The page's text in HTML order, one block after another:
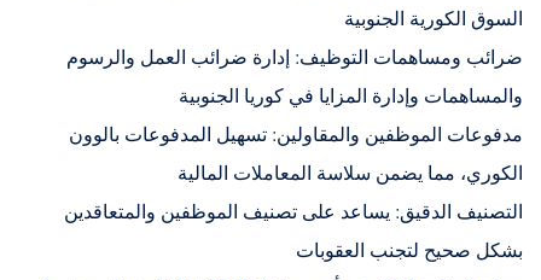
السوق الكورية الجنوبية
ضرائب ومساهمات التوظيف: إدارة ضرائب العمل والرسوم
والمساهمات وإدارة المزايا في كوريا الجنوبية
مدفوعات الموظفين والمقاولين: تسهيل المدفوعات بالوون
الكوري، مما يضمن سلاسة المعاملات المالية
التصنيف الدقيق: يساعد على تصنيف الموظفين والمتعاقدين
بشكل صحيح لتجنب العقوبات